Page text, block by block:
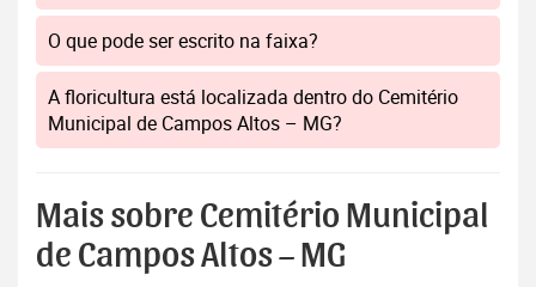
O que pode ser escrito na faixa?
A floricultura está localizada dentro do Cemitério
Municipal de Campos Altos – MG?
Mais sobre Cemitério Municipal
de Campos Altos – MG